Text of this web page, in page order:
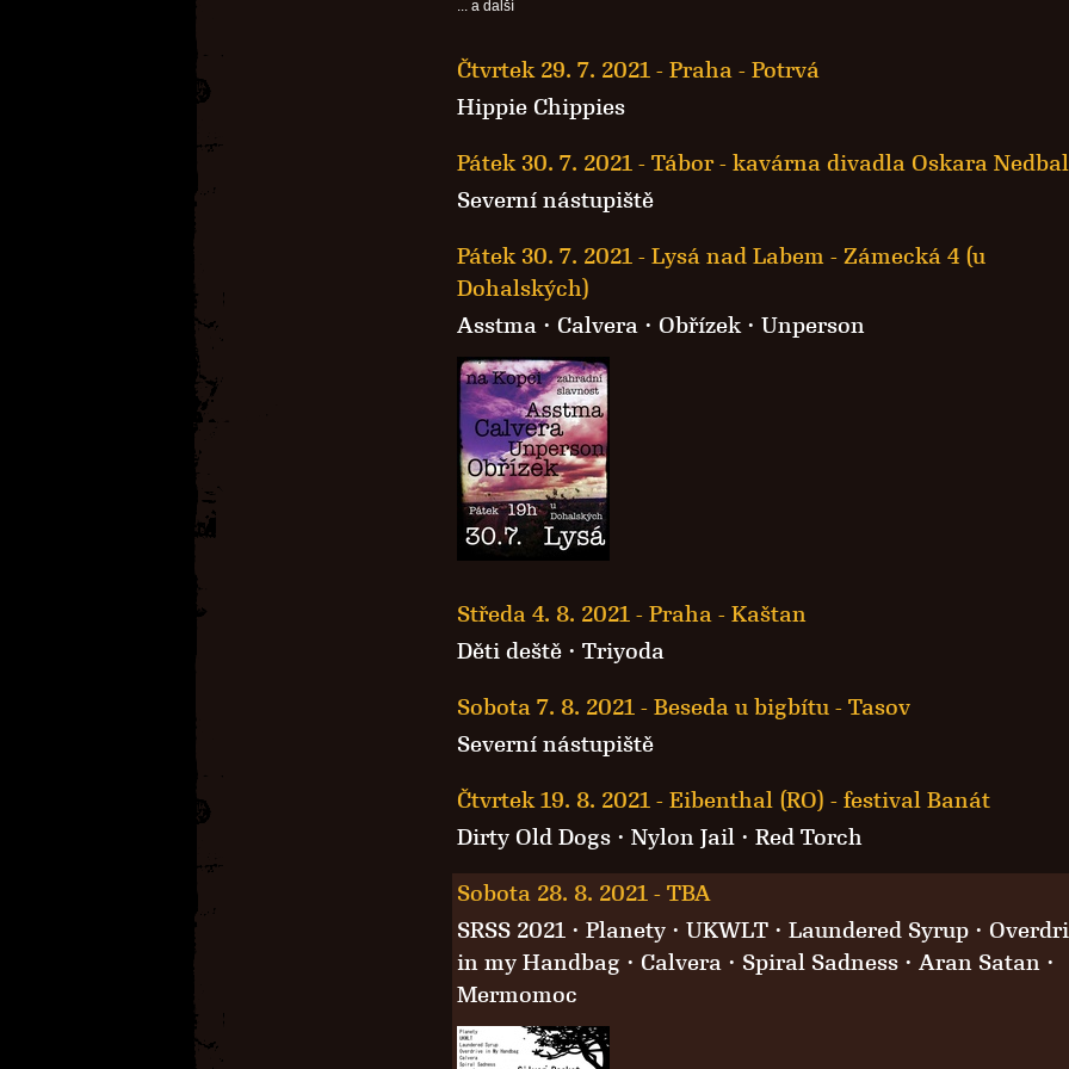
... a další
Čtvrtek 29. 7. 2021 - Praha - Potrvá
Hippie Chippies
Pátek 30. 7. 2021 - Tábor - kavárna divadla Oskara
Severní nástupiště
Pátek 30. 7. 2021 - Lysá nad Labem - Zámecká 4 (u
Dohalských)
Asstma · Calvera · Obřízek· Unperson
Středa 4. 8. 2021 - Praha - Kaštan
Děti deště · Triyoda
Sobota 7. 8. 2021 - Beseda u bigbítu - Tasov
Severní nástupiště
Čtvrtek 19. 8. 2021 - Eibenthal (RO) - festival Banát
Dirty Old Dogs · Nylon Jail · Red Torch
Sobota 28. 8. 2021 - TBA
SRSS 2021 · Planety · UKWLT · Laundered Syrup ·
in my Handbag · Calvera · Spiral Sadness · Aran Satan ·
Mermomoc